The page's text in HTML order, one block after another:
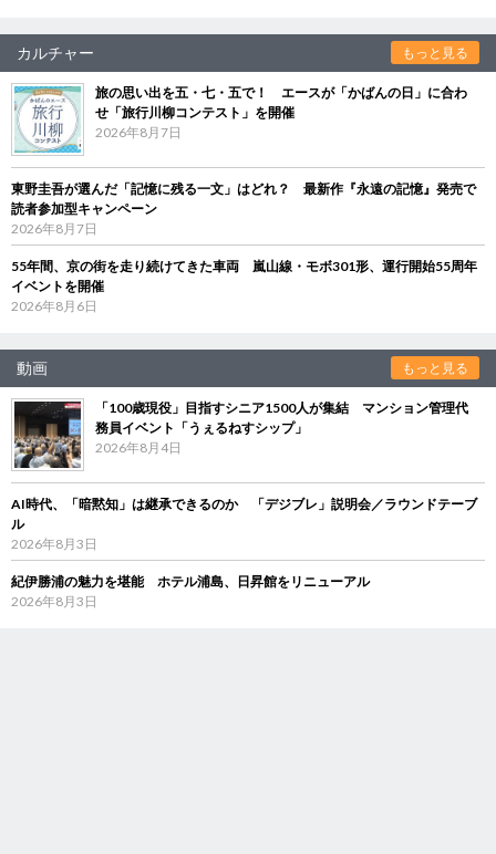
カルチャー もっと見る
旅の思い出を五・七・五で！ エースが「かばんの日」に合わ
せ「旅行川柳コンテスト」を開催
2026年8月7日
東野圭吾が選んだ「記憶に残る一文」はどれ？ 最新作『永遠の記憶』発売で
読者参加型キャンペーン
2026年8月7日
55年間、京の街を走り続けてきた車両 嵐山線・モボ301形、運行開始55周年
イベントを開催
2026年8月6日
動画 もっと見る
「100歳現役」目指すシニア1500人が集結 マンション管理代
務員イベント「うぇるねすシップ」
2026年8月4日
AI時代、「暗黙知」は継承できるのか 「デジブレ」説明会／ラウンドテーブ
ル
2026年8月3日
紀伊勝浦の魅力を堪能 ホテル浦島、日昇館をリニューアル
2026年8月3日